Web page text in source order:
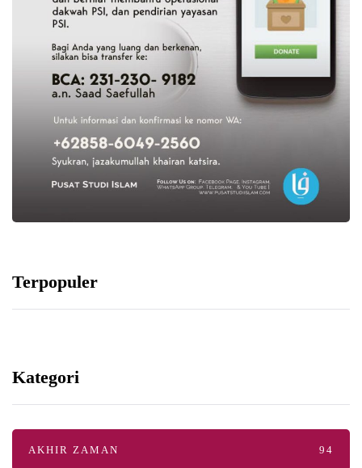
Terpopuler
Kategori
AKHIR ZAMAN 94